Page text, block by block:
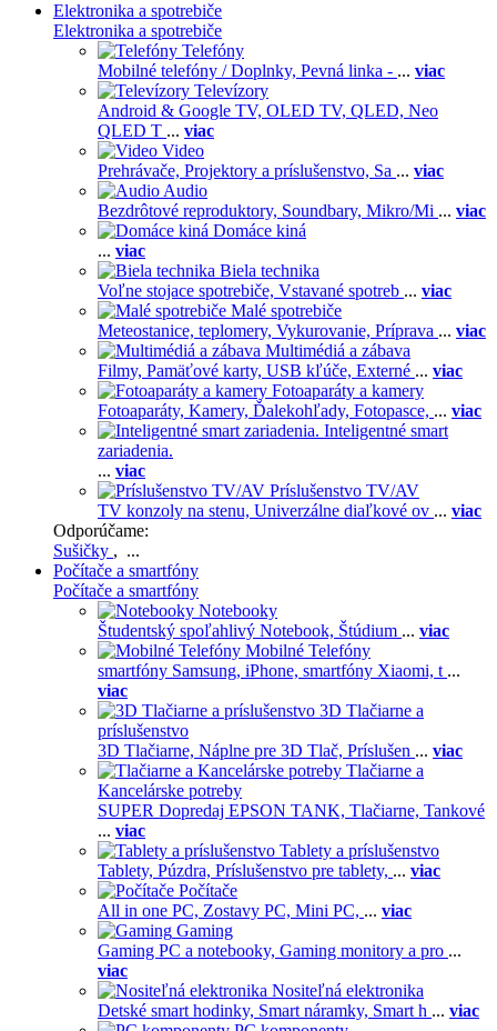
Elektronika a spotrebiče
Elektronika a spotrebiče
Telefóny
Mobilné telefóny / Doplnky, Pevná linka - ... viac
Televízory
Android & Google TV, OLED TV, QLED, Neo
QLED T ... viac
Video
Prehrávače, Projektory a príslušenstvo, Sa ... viac
Audio
Bezdrôtové reproduktory, Soundbary, Mikro/Mi ... viac
Domáce kiná
... viac
Biela technika
Voľne stojace spotrebiče, Vstavané spotreb ... viac
Malé spotrebiče
Meteostanice, teplomery, Vykurovanie, Príprava ... viac
Multimédiá a zábava
Filmy, Pamäťové karty, USB kľúče, Externé ... viac
Fotoaparáty a kamery
Fotoaparáty, Kamery, Ďalekohľady, Fotopasce, ... viac
Inteligentné smart
zariadenia.
... viac
Príslušenstvo TV/AV
TV konzoly na stenu, Univerzálne diaľkové ov ... viac
Odporúčame:
Sušičky , ...
Počítače a smartfóny
Počítače a smartfóny
Notebooky
Študentský spoľahlivý Notebook, Štúdium ... viac
Mobilné Telefóny
smartfóny Samsung, iPhone, smartfóny Xiaomi, t ...
viac
3D Tlačiarne a
príslušenstvo
3D Tlačiarne, Náplne pre 3D Tlač, Príslušen ... viac
Tlačiarne a
Kancelárske potreby
SUPER Dopredaj EPSON TANK, Tlačiarne, Tankové
... viac
Tablety a príslušenstvo
Tablety, Púzdra, Príslušenstvo pre tablety, ... viac
Počítače
All in one PC, Zostavy PC, Mini PC, ... viac
Gaming
Gaming PC a notebooky, Gaming monitory a pro ...
viac
Nositeľná elektronika
Detské smart hodinky, Smart náramky, Smart h ... viac